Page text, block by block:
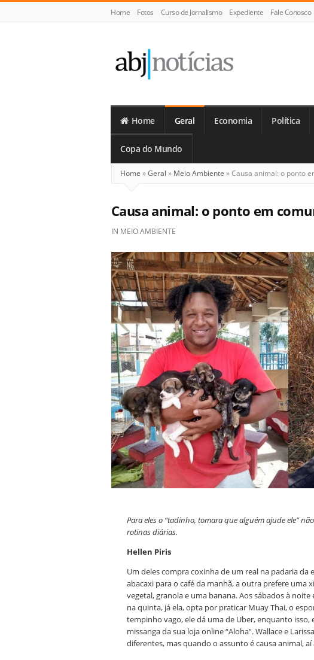
Home Fotos Curso de Jornalismo Expediente Fale Conosco
Notícias
Home Geral Economia Política
Copa do Mundo
Home »Geral » Meio Ambiente »Causa animal: o ponto
Causa animal: o ponto em
IN MEIO AMBIENTE
Para eles o “tadinho, tomara que alguém ajude ele”
rotinas diárias.
Hellen Piris
Um deles compra coxinha de um real na padaria
abacaxi para o café da manhã, a outra prefere uma
vegetal, granola e uma banana. Aos sábados à
na quinta, já ela, opta por praticar Muay Thai, o
tempinho vago, ele dá uma de Uber, enquanto
missanga da sua loja online “Aloha”. Wallace e
diferentes, mas quando o assunto é causa animal, aí